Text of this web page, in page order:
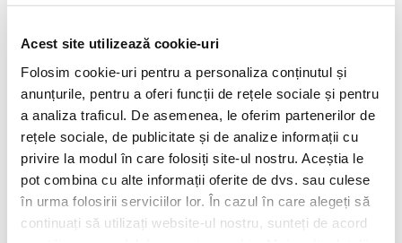
Acest site utilizează cookie-uri
Folosim cookie-uri pentru a personaliza conținutul și
anunțurile, pentru a oferi funcții de rețele sociale și pentru
a analiza traficul. De asemenea, le oferim partenerilor de
rețele sociale, de publicitate și de analize informații cu
privire la modul în care folosiți site-ul nostru. Aceștia le
pot combina cu alte informații oferite de dvs. sau culese
în urma folosirii serviciilor lor. În cazul în care alegeți să
continuați să utilizați website-ul nostru, sunteți de acord
• Conțin frunze întregi de ceai și bucăți mari de
• Selecție bogată de gusturi, la cele mai înalte
standard de servire și preparare
POLITICA DE RETUR